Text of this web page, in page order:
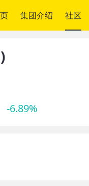
集团介绍 社区
)
-6.89%